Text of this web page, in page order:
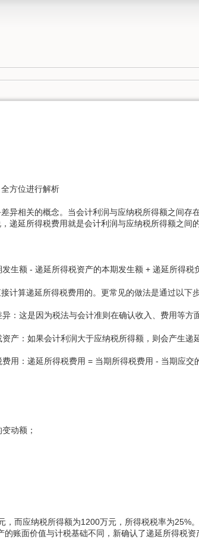
方位进行解析
异相关的概念。当会计利润与应纳税所得额之间存
递延所得税费用就是会计利润与应纳税所得额之间
生额 - 递延所得税资产的本期发生额 + 递延所得
计算递延所得税费用的。更常见的做法是通过以下
：这是因为税法与会计准则在确认收入、费用等方
产：如果会计利润大于应纳税所得额，则会产生递
用：递延所得税费用 = 当期所得税费用 - 当期应交
动额；
，而应纳税所得额为1200万元，所得税税率为25%
账面价值与计税基础不同，新确认了递延所得税资